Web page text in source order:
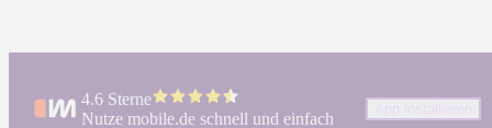
4.6 Sterne
Nutze mobile.de schnell und einfach